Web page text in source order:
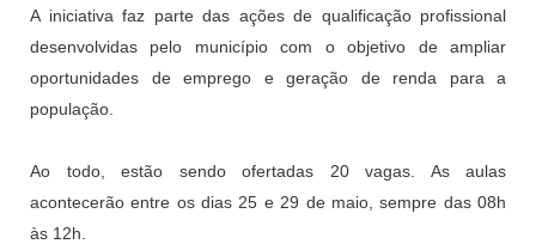
A iniciativa faz parte das ações de qualificação profissional
desenvolvidas pelo município com o objetivo de ampliar
oportunidades de emprego e geração de renda para a
população.
Ao todo, estão sendo ofertadas 20 vagas. As aulas
acontecerão entre os dias 25 e 29 de maio, sempre das 08h
às 12h.